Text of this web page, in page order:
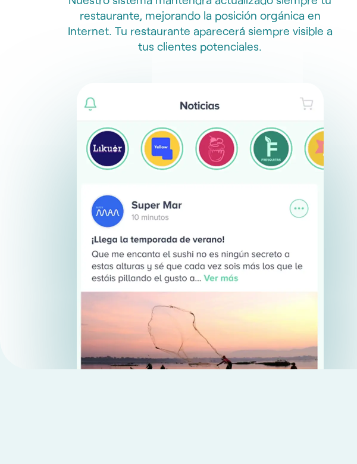
restaurante, mejorando la posición orgánica en
Internet. Tu restaurante aparecerá siempre visible a
tus clientes potenciales.